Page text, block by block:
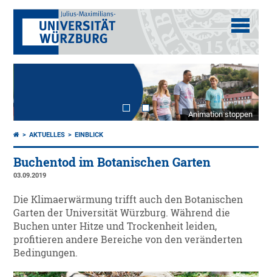
Animation stoppen
AKTUELLES EINBLICK
Buchentod im Botanischen Garten
03.09.2019
Die Klimaerwärmung trifft auch den Botanischen
Garten der Universität Würzburg. Während die
Buchen unter Hitze und Trockenheit leiden,
profitieren andere Bereiche von den veränderten
Bedingungen.